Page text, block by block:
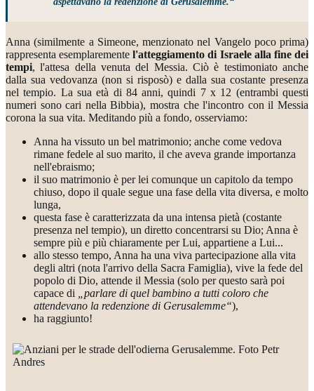
Anna (similmente a Simeone, menzionato nel Vangelo poco prima)
rappresenta esemplarementel'atteggiamento di Israele alla fine dei
tempi, l'attesa della venuta del Messia. Ciò è testimoniato anche
dalla sua vedovanza (non si risposò) e dalla sua costante presenza
nel tempio. La sua età di 84 anni, quindi 7 x 12 (entrambi questi
numeri sono cari nella Bibbia), mostra che l'incontro con il Messia
corona la sua vita. Meditando più a fondo, osserviamo:
Anna ha vissuto un bel matrimonio; anche come vedova
rimane fedele al suo marito, il che aveva grande importanza
nell'ebraismo;
il suo matrimonio è per lei comunque un capitolo da tempo
chiuso, dopo il quale segue una fase della vita diversa, e molto
lunga,
questa fase è caratterizzata da una intensa pietà (costante
presenza nel tempio), un diretto concentrarsi su Dio; Anna è
sempre più e più chiaramente per Lui, appartiene a Lui...
allo stesso tempo, Anna ha una viva partecipazione alla vita
degli altri (nota l'arrivo della Sacra Famiglia), vive la fede del
popolo di Dio, attende il Messia (solo per questo sarà poi
capace di
„parlare di quel bambino a tutti coloro che
attendevano la redenzione di Gerusalemme“),
ha raggiunto!